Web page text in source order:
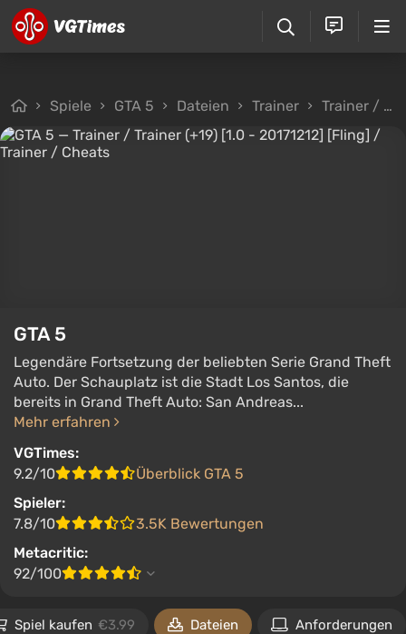
Spiele GTA 5 Dateien Trainer Trainer / Trainer (+19) [1.0 - 20171212] [Fling]
GTA 5
Legendäre Fortsetzung der beliebten Serie Grand Theft
Auto. Der Schauplatz ist die Stadt Los Santos, die
bereits in Grand Theft Auto: San Andreas...
Mehr erfahren
VGTimes:
9.2/10
Überblick GTA 5
Spieler:
7.8/10
3.5K Bewertungen
Metacritic:
92/100
Spiel kaufen €3.99 Dateien Anforderungen